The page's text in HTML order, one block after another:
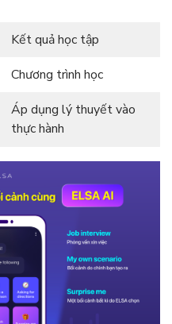
Kết quả học tập
Chương trình học
Áp dụng lý thuyết vào
thực hành